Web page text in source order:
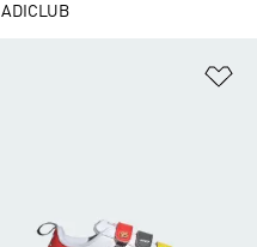
ADICLUB